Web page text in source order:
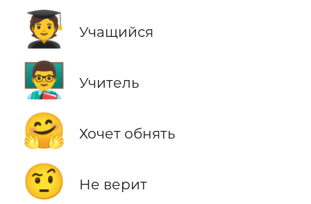
🧑‍🎓 Учащийся
👨‍🏫 Учитель
🤗 Хочет обнять
🤨 Не верит